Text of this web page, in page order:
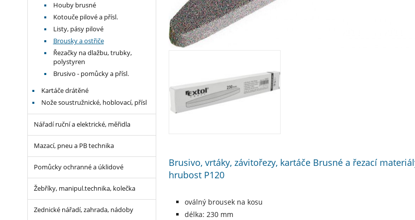
Brusivo, vrtáky, závitořezy, kartáče Brusné a řezací
hrubost P120
oválný brousek na kosu
délka: 230 mm
Houby brusné
Kotouče pilové a přísl.
Listy, pásy pilové
Brousky a ostřiče
Řezačky na dlažbu, trubky,
polystyren
Brusivo - pomůcky a přísl.
Kartáče drátěné
Nože soustružnické, hoblovací, přísl
Nářadí ruční a elektrické, měřidla
Mazací, pneu a PB technika
Pomůcky ochranné a úklidové
Žebříky, manipul.technika, kolečka
Zednické nářadí, zahrada, nádoby